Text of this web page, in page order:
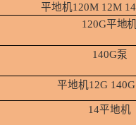
平地机120M 12M
120G平地
140G泵
平地机12G 140G
14平地机